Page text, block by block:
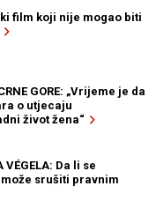
film koji nije mogao biti
GORE: „Vrijeme je da
o utjecaju
život žena“
VÉGELA: Da li se
srušiti pravnim